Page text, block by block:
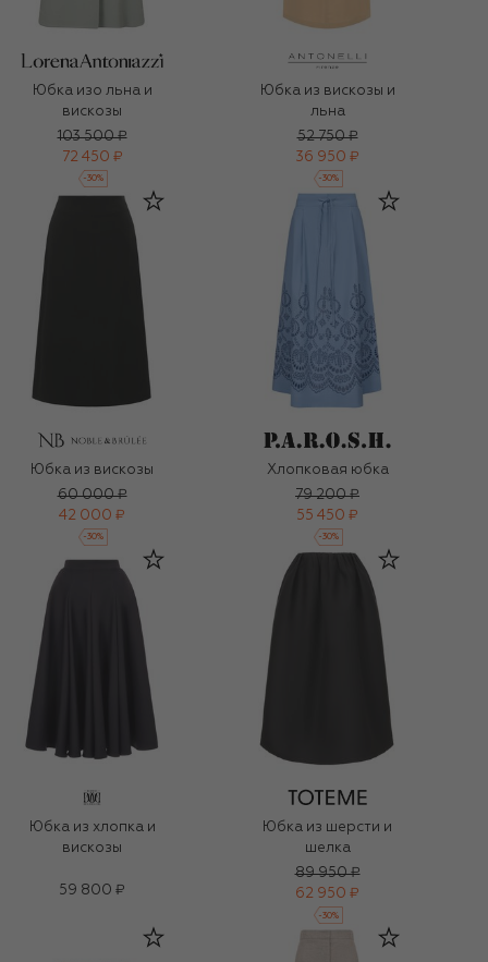
Юбка изо льна и
вискозы
103 500 ₽
72 450 ₽
-30%
Юбка из вискозы и
льна
52 750 ₽
36 950 ₽
-30%
Юбка из вискозы
60 000 ₽
42 000 ₽
-30%
Хлопковая юбка
79 200 ₽
55 450 ₽
-30%
Юбка из хлопка и
вискозы
59 800 ₽
Юбка из шерсти и
шелка
89 950 ₽
62 950 ₽
-30%